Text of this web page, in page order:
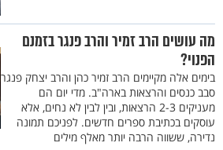
מה עושים הרב זמיר והרב פנגר בזמנם
הפנוי?
בימים אלה מקיימים הרב זמיר כהן והרב יצחק פנגר
סבב כנסים והרצאות בארה"ב. מדי יום הם
מעניקים 2-3 הרצאות, ובין לבין לא נחים, אלא
עוסקים בכתיבת ספרים חדשים. לפניכם תמונה
נדירה, ששווה הרבה יותר מאלף מילים